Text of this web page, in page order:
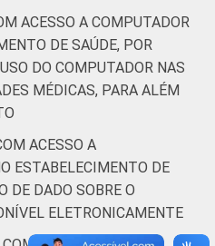
Capital 20
Interior 21
Centro Regional de
da
(Cetic.br),
das tecnologias de
ACESSO A COMPUTADOR
DE SAÚDE, POR
DO COMPUTADOR NAS
MÉDICAS, PARA ALÉM
ACESSO A
ESTABELECIMENTO DE
DE DADO SOBRE O
ELETRONICAMENTE